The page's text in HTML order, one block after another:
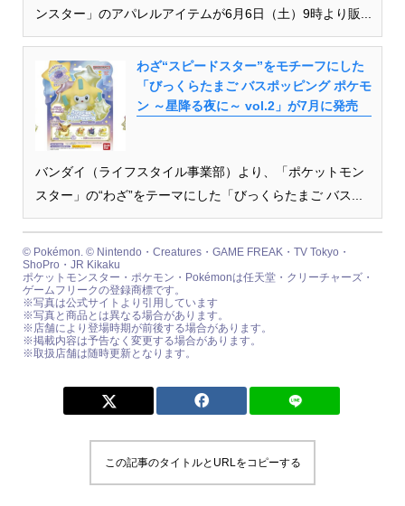
ンスター」のアパレルアイテムが6月6日（土）9時より販...
わざ“スピードスター”をモチーフにした
「びっくらたまご バスポッピング ポケモ
ン ～星降る夜に～ vol.2」が7月に発売
バンダイ（ライフスタイル事業部）より、「ポケットモン
スター」の“わざ”をテーマにした「びっくらたまご バス...
© Pokémon. © Nintendo・Creatures・GAME FREAK・TV Tokyo・
ShoPro・JR Kikaku
ポケットモンスター・ポケモン・Pokémonは任天堂・クリーチャーズ・
ゲームフリークの登録商標です。
※写真は公式サイトより引用しています
※写真と商品とは異なる場合があります。
※店舗により登場時期が前後する場合があります。
※掲載内容は予告なく変更する場合があります。
※取扱店舗は随時更新となります。
この記事のタイトルとURLをコピーする